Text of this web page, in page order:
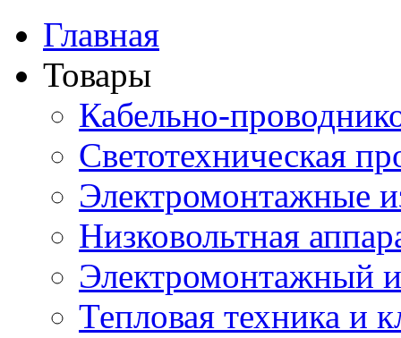
Главная
Товары
Кабельно-
Светотехническая
Электромонтажные
Низковольтная
Электромонтажный
Тепловая техника и